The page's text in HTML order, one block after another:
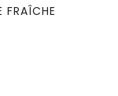
FRAÎCHE